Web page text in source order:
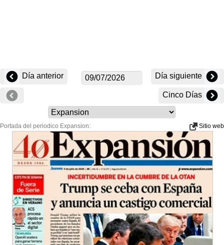
Día anterior Día siguiente
Cinco Días
Portada del periodico Expansion: Sitio web